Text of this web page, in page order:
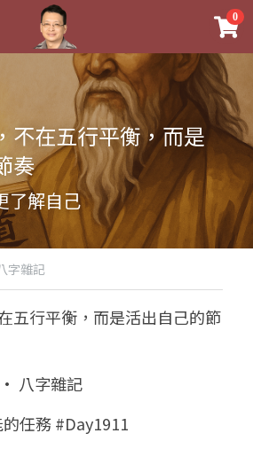
0
戰錄》完整典藏版
1
不在五行平衡，而是
奏
了解自己
字雜記
五行平衡，而是活出自己的節
八字雜記
任務 #Day1911
×
商品分類
》完整典藏版